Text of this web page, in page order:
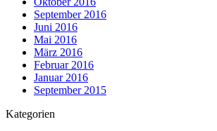
September 2016
Juni 2016
Mai 2016
März 2016
Februar 2016
Januar 2016
September 2015
Kategorien